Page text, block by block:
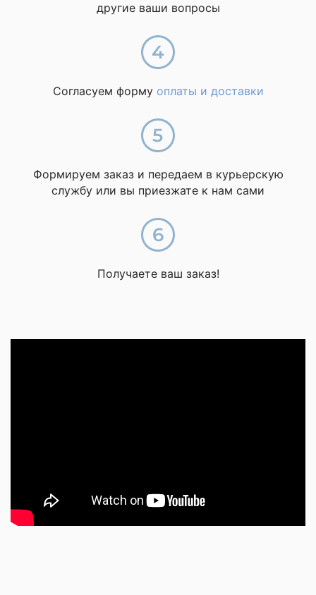
другие ваши вопросы
Согласуем форму оплаты и доставки
Формируем заказ и передаем в курьерскую
службу или вы приезжате к нам сами
Получаете ваш заказ!